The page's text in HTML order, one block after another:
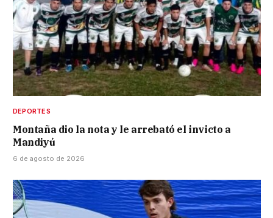
DEPORTES
Montaña dio la nota y le arrebató el invicto a
Mandiyú
6 de agosto de 2026